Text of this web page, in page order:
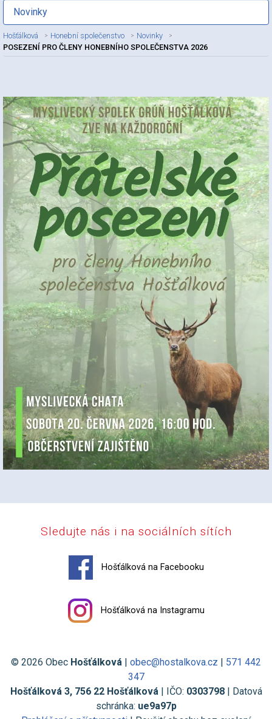
Novinky
Hošťálková Honební společenstvo
Novinky
POSEZENÍ PRO ČLENY HONEBNÍHO SPOLEČENSTVA 2026
Nadpis článku
Sledujte nás i na sociálních sítích
Hošťálková na Facebooku
Hošťálková na Instagramu
© 2026 Obec Hošťálková | obec@hostalkova.cz | 571 442
347
Hošťálková 3, 756 22 Hošťálková| IČO: 0303798| Datová
schránka: ue9a97p